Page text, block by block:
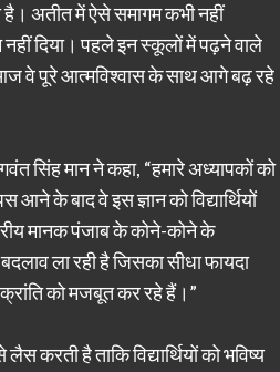
अतीत में ऐसे समागम कभी नहीं
दिया। पहले इन स्कूलों में पढ़ने वाले
वे पूरे आत्मविश्वास के साथ आगे बढ़ रहे
सिंह मान ने कहा, “हमारे अध्यापकों को
के बाद वे इस ज्ञान को विद्यार्थियों
मानक पंजाब के कोने-कोने के
ला रही है जिसका सीधा फायदा
क्रांति को मजबूत कर रहे हैं।”
है ताकि विद्यार्थियों को भविष्य